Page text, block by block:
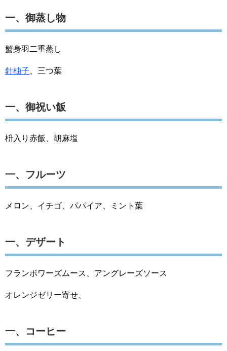
一、御蒸し物
蟹身羽二重蒸し
針柚子 、三つ葉
一、御祝い飯
枡入り赤飯、胡麻塩
一、フルーツ
メロン、イチゴ、パパイア、ミント葉
一、デザート
フランボワーズムース、アングレーズソース
オレンジゼリー寄せ、
一、コーヒー